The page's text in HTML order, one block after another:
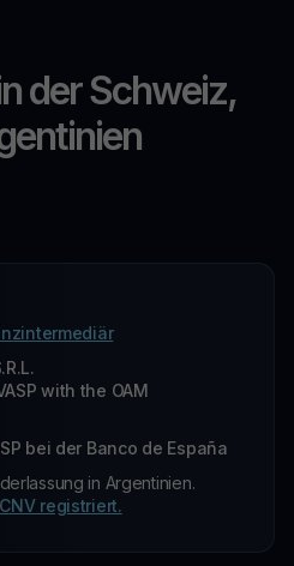
der Schweiz,
with the OAM
bei der Banco de España
in Argentinien.
registriert.